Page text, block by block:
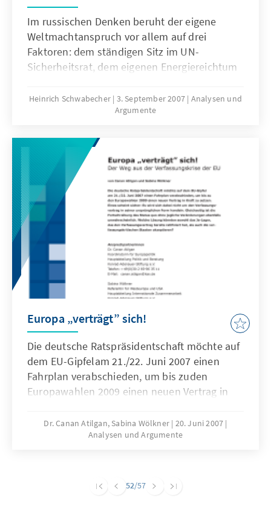
Im russischen Denken beruht der eigene
Weltmachtanspruch vor allem auf drei
Faktoren: dem ständigen Sitz im UN-
Sicherheitsrat, dem eigenen Energiereichtum
(insbesondere den strategischen
Nuklearwaffen). Diese drei Säulen sind jedoch
befasst sich mit dem gegenwärtigen Zustand
der russischen Streitkräfte und erarbeitet
Empfehlungen für die deutsche und
europäische Politik.
Heinrich Schwabecher 3. September 2007 Analysen und
Argumente
Europa „verträgt” sich!
Die deutsche Ratspräsidentschaft möchte auf
dem EU-Gipfelam 21./22. Juni 2007 einen
Fahrplan verabschieden, um bis zuden
Europawahlen 2009 einen neuen Vertrag in
sich dabei nicht um den Verfassungsvertragin
seiner ursprünglichen Form handeln.
ebenfallsunwahrscheinlich. Welche Lösung
Dr. Canan Atilgan, Sabina Wölkner 20. Juni 2007
Analysen und Argumente
52/57